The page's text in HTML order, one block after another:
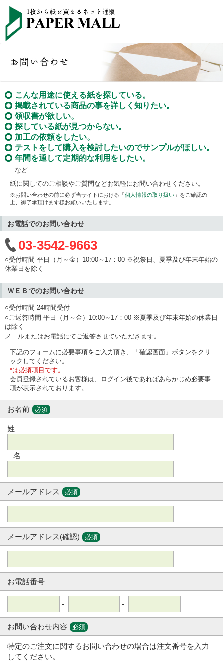
こんな用途に使える紙を探している。
掲載されている商品の事を詳しく知りたい。
領収書が欲しい。
探している紙が見つからない。
加工の依頼をしたい。
テストをして購入を検討したいのでサンプルがほしい。
年間を通して定期的な利用をしたい。
など
紙に関してのご相談やご質問などお気軽にお問い合わせください。
※お問い合わせの前に必ず当サイトにおける「個人情報の取り扱い 」をご確認の
上、御了承頂けます様お願いいたします。
お電話でのお問い合わせ
03-3542-9663
○受付時間 平日（月～金）10:00～17：00 ※祝祭日、夏季及び年末年始の
休業日を除く
ＷＥＢでのお問い合わせ
○受付時間 24時間受付
○ご返答時間 平日（月～金）10:00～17：00 ※夏季及び年末年始の休業日
は除く
メールまたはお電話にてご返答させていただきます。
下記のフォームに必要事項をご入力頂き、「確認画面」ボタンをクリ
ックしてください。
*は必須項目です。
会員登録されているお客様は、ログイン後であればあらかじめ必要事
項が表示されております。
お名前 必須
姓
名
メールアドレス 必須
メールアドレス(確認) 必須
お電話番号
- -
お問い合わせ内容 必須
特定のご注文に関するお問い合わせの場合は注文番号を入力
してください。